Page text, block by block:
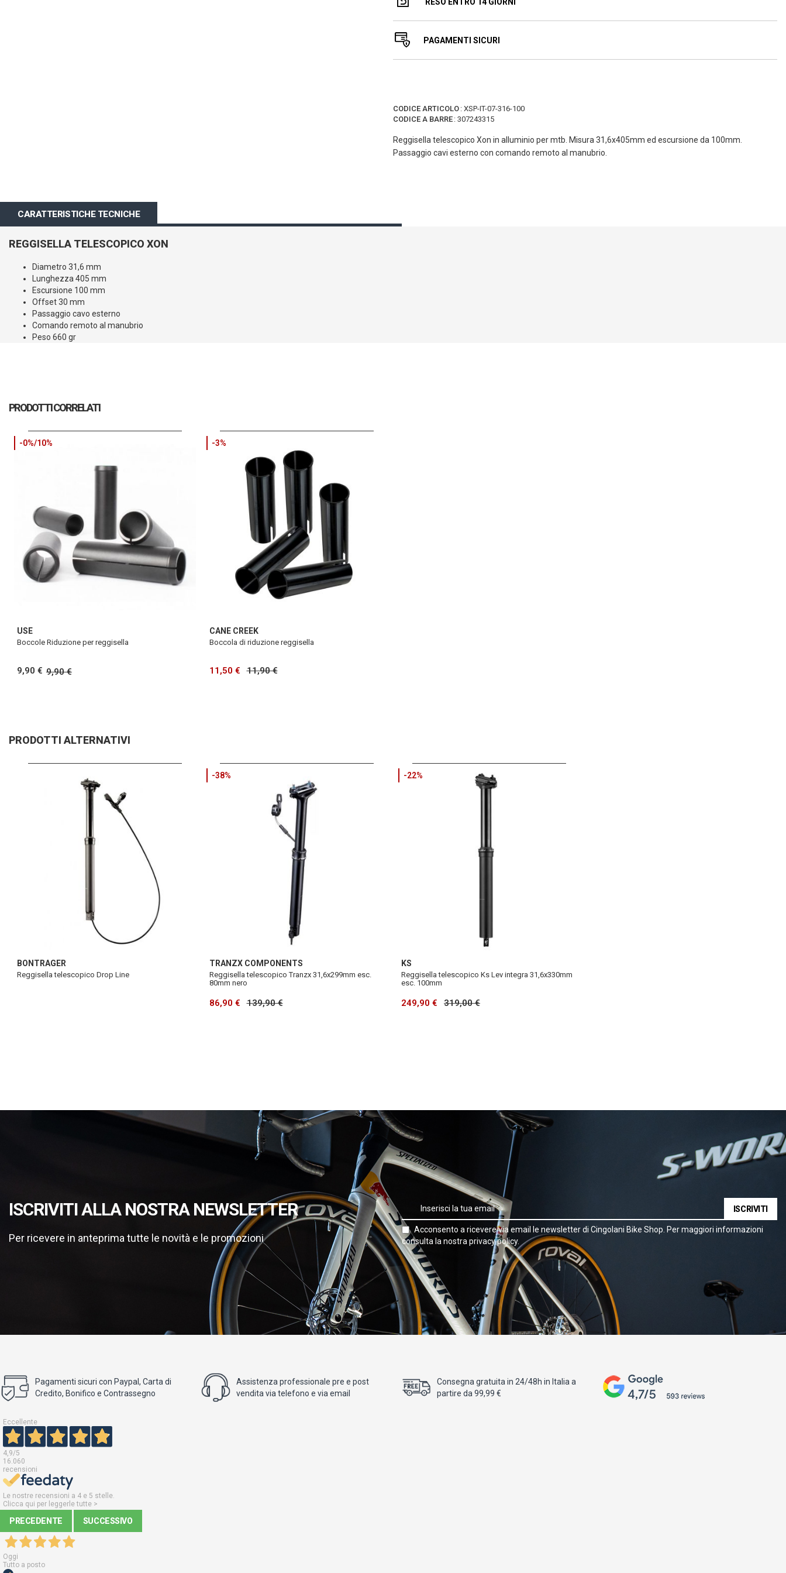
PAGAMENTI SICURI
CODICE ARTICOLO : XSP-IT-07-316-100
CODICE A BARRE : 307243315
Reggisella telescopico Xon in alluminio per mtb. Misura 31,6x405mm ed escursione da 100mm.
Passaggio cavi esterno con comando remoto al manubrio.
CARATTERISTICHE TECNICHE
REGGISELLA TELESCOPICO XON
Diametro 31,6 mm
Lunghezza 405 mm
Escursione 100 mm
Offset 30 mm
Passaggio cavo esterno
Comando remoto al manubrio
Peso 660 gr
PRODOTTI CORRELATI
-0%/10%
USE
Boccole Riduzione per reggisella
9,90 € 9,90 €
-3%
CANE CREEK
Boccola di riduzione reggisella
11,50 € 11,90 €
PRODOTTI ALTERNATIVI
BONTRAGER
Reggisella telescopico Drop Line
-38%
TRANZX COMPONENTS
Reggisella telescopico Tranzx 31,6x299mm esc.
80mm nero
86,90 € 139,90 €
-22%
KS
Reggisella telescopico Ks Lev integra 31,6x330mm
esc. 100mm
249,90 € 319,00 €
ISCRIVITI ALLA NOSTRA NEWSLETTER
Per ricevere in anteprima tutte le novità e le promozioni
ISCRIVITI
Acconsento a ricevere via email le newsletter di Cingolani Bike Shop. Per maggiori informazioni
consulta la nostra privacy policy.
Pagamenti sicuri con Paypal, Carta di
Credito, Bonifico e Contrassegno
Assistenza professionale pre e post
vendita via telefono e via email
Consegna gratuita in 24/48h in Italia a
partire da 99,99 €
Eccellente
4,9/5
16.060
recensioni
Le nostre recensioni a 4 e 5 stelle.
Clicca qui per leggerle tutte >
PRECEDENTE SUCCESSIVO
Oggi
Tutto a posto